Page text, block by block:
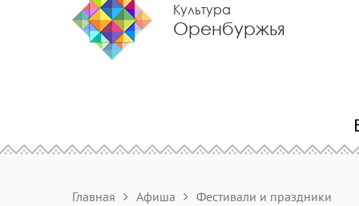
Культура
Оренбуржья
Главная Афиша Фестивали и праздники